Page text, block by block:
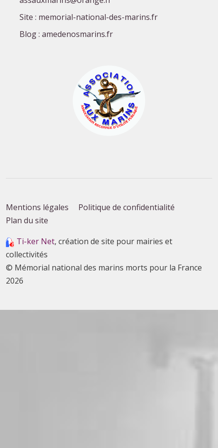
Site : memorial-national-des-marins.fr
Blog : amedenosmarins.fr
Mentions légales
Politique de confidentialité
Plan du site
Ti-ker Net, création de site pour mairies et
collectivités
© Mémorial national des marins morts pour la France
2026